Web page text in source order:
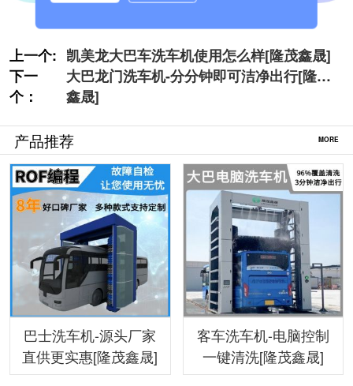
上一个: 凯美龙大巴车洗车机使用怎么样[隆茂鑫晟]
下一
个：
大巴龙门洗车机-分分钟即可洁净出行[隆茂
鑫晟]
产品推荐 MORE
巴士洗车机-源头厂家
直供更实惠[隆茂鑫晟]
客车洗车机-电脑控制
一键清洗[隆茂鑫晟]